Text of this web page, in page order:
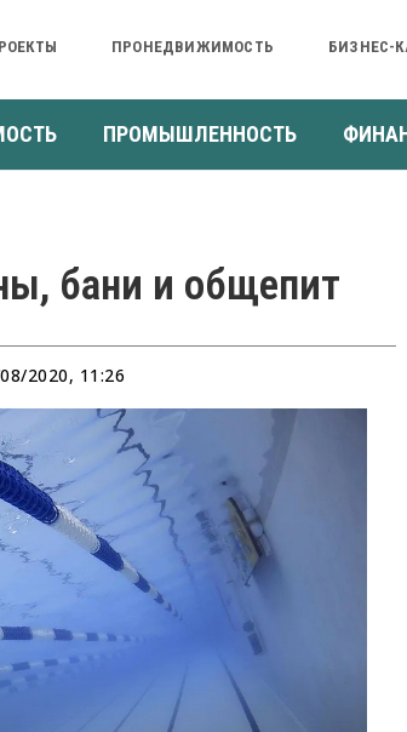
ПРОНЕДВИЖИМОСТЬ БИЗНЕС-
ПРОМЫШЛЕННОСТЬ
бани и общепит
2020, 11:26